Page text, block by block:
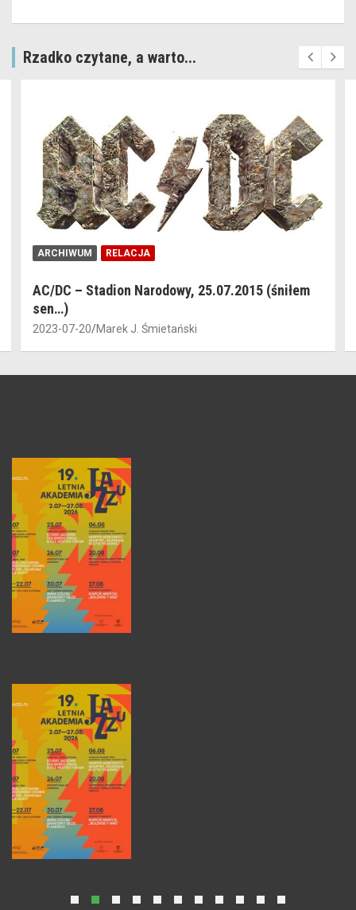
Rzadko czytane, a warto...
ARCHIWUM RELACJA
AC/DC – Stadion Narodowy, 25.07.2015 (śniłem
sen…)
2023-07-20 Marek J. Śmietański